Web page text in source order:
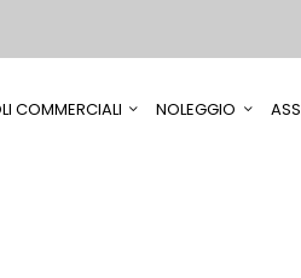
COMMERCIALI NOLEGGIO